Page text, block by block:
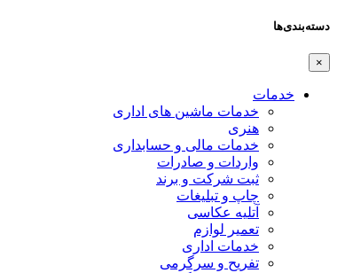
دسته‌بندی‌ها
×
خدمات
خدمات ماشین های اداری
هنری
خدمات مالی و حسابداری
واردات و صادرات
ثبت شرکت و برند
چاپ و تبلیغات
آتلیه عکاسی
تعمیر لوازم
خدمات اداری
تفریح و سرگرمی